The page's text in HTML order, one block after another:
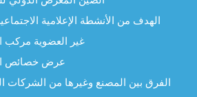
الهدف من الأنشطة الإعلامية
غير العضوية مركب
عرض خصائص
الفرق بين المصنع وغيرها من الشركات